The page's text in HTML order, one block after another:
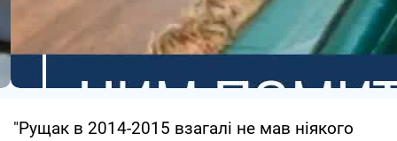
"Рущак в 2014-2015 взагалі не мав ніякого